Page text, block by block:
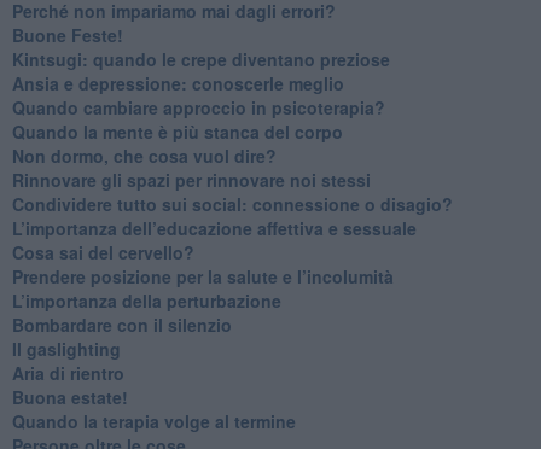
​Perché non impariamo mai dagli errori?
​Buone Feste!
​Kintsugi: quando le crepe diventano preziose
Ansia e depressione: conoscerle meglio
Quando cambiare approccio in psicoterapia?
​Quando la mente è più stanca del corpo
Non dormo, che cosa vuol dire?
​Rinnovare gli spazi per rinnovare noi stessi
​Condividere tutto sui social: connessione o disagio?
​L’importanza dell’educazione affettiva e sessuale
​Cosa sai del cervello?
Prendere posizione per la salute e l’incolumità
L’importanza della perturbazione
​Bombardare con il silenzio
Il gaslighting
Aria di rientro
Buona estate!
​Quando la terapia volge al termine